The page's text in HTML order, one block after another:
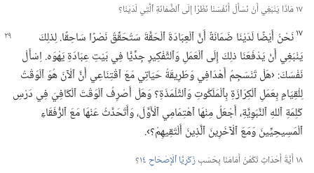
١٧ مَاذَا يَنْبَغِي أَنْ نَسْأَلَ أَنْفُسَنَا نَظَرًا إِلَى ٱلضَّمَانَةِ ٱلَّتِي لَدَيْنَا؟‏
١٧نَحْنُ أَيْضًا لَدَيْنَا ضَمَانَةٌ أَنَّ ٱلْعِبَادَةَ ٱلْحَقَّةَ سَتُحَقِّقُنَصْرًا سَاحِقًا.‏ لِذلِكَ
يَنْبَغِي أَنْ يَدْفَعَنَا ذلِكَ إِلَى ٱلْعَمَلِ وَٱلتَّفْكِيرِ جِدِّيًّا فِي بَيْتِ عِبَادَةِ يَهْوَه.‏ اِسْأَلْ
نَفْسَكَ:‏ ‹هَلْ تَنْسَجِمُ أَهْدَافِي وَطَرِيقَةُ حَيَاتِي مَعَ ٱقْتِنَاعِي أَنَّ ٱلْآنَ هُوَ ٱلْوَقْتُ
لِلْقِيَامِ بِعَمَلِ ٱلْكِرَازَةِ بِٱلْمَلَكُوتِ وَٱلتَّلْمَذَةِ؟‏ وَهَلْ أَصْرِفُ ٱلْوَقْتَ ٱلْكَافِيَ فِي دَرْسِ
كَلِمَةِ ٱللهِ ٱلنَّبَوِيَّةِ،‏ أَجْعَلُ مِنْهَا ٱهْتِمَامِي ٱلْأَوَّلَ،‏ وَأَتَحَدَّثُ عَنْهَا مَعَ ٱلرُّفَقَاءِ
ٱلْمَسِيحِيِّينَ وَمَعَ ٱلْآخَرِينَ ٱلَّذِينَ أَلْتَقِيهِمْ؟‏›.‏
١٨ أَيَّةُ أَحْدَاثٍ تَكْمُنُ أَمَامَنَا بِحَسَبِ زَكَرِيَّا ٱلْإِصْحَاحِ ١٤
‏؟‏